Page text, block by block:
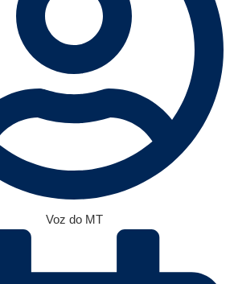
Voz do MT